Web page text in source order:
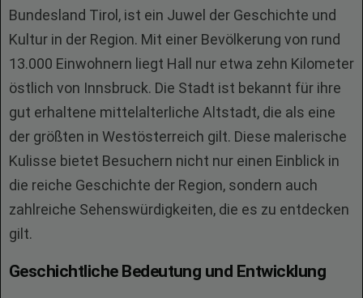
Bundesland Tirol, ist ein Juwel der Geschichte und
Kultur in der Region. Mit einer Bevölkerung von rund
13.000 Einwohnern liegt Hall nur etwa zehn Kilometer
östlich von Innsbruck. Die Stadt ist bekannt für ihre
gut erhaltene mittelalterliche Altstadt, die als eine
der größten in Westösterreich gilt. Diese malerische
Kulisse bietet Besuchern nicht nur einen Einblick in
die reiche Geschichte der Region, sondern auch
zahlreiche Sehenswürdigkeiten, die es zu entdecken
gilt.
Geschichtliche Bedeutung und Entwicklung